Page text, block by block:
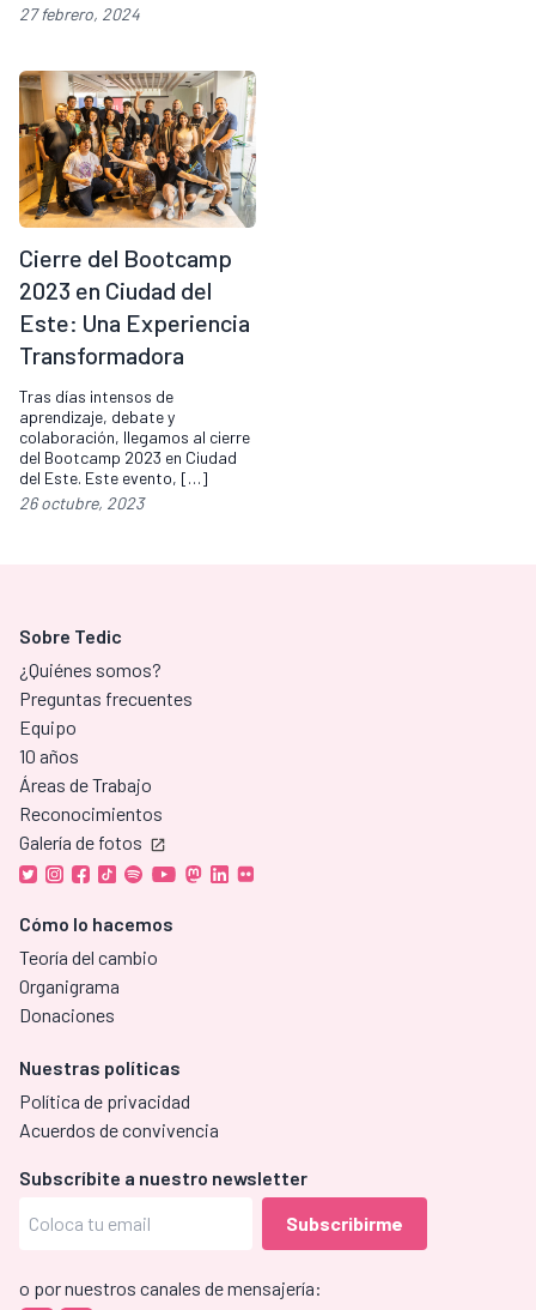
27 febrero, 2024
Cierre del Bootcamp
2023 en Ciudad del
Este: Una Experiencia
Transformadora
Tras días intensos de
aprendizaje, debate y
colaboración, llegamos al cierre
del Bootcamp 2023 en Ciudad
del Este. Este evento, […]
26 octubre, 2023
Sobre Tedic
¿Quiénes somos?
Preguntas frecuentes
Equipo
10 años
Áreas de Trabajo
Reconocimientos
Galería de fotos
Cómo lo hacemos
Teoría del cambio
Organigrama
Donaciones
Nuestras políticas
Política de privacidad
Acuerdos de convivencia
Subscríbite a nuestro newsletter
o por nuestros canales de mensajería: